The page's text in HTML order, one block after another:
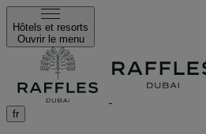
Hôtels et resorts
Ouvrir le menu
fr